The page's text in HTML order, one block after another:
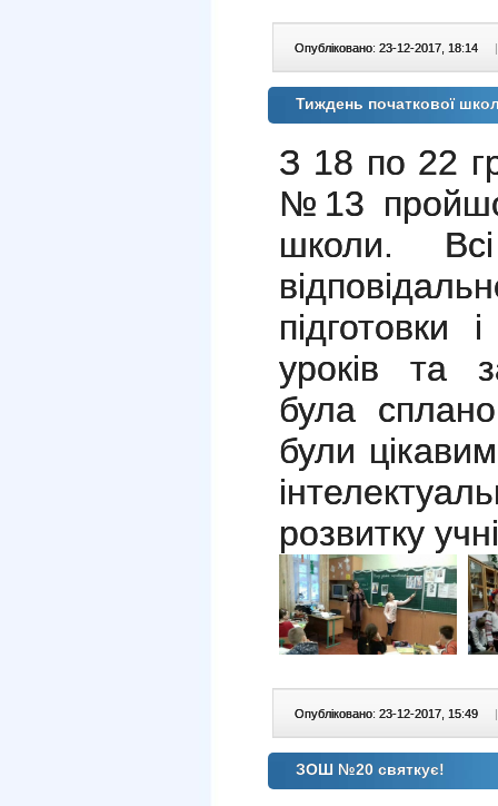
Опубліковано: 23-12-2017, 18:14 |
Тиждень початкової
З 18 по 22
№13
школи.
підготовки
уроків та
була
були
розвитку
Опубліковано: 23-12-2017, 15:49 |
ЗОШ №20 святкує!